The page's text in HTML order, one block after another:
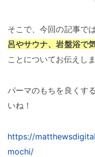
そこで、今回の記事で
呂やサウナ、岩盤浴で
ことについてお伝えしま
パーマのもちを良くす
いね！
https://
mochi/